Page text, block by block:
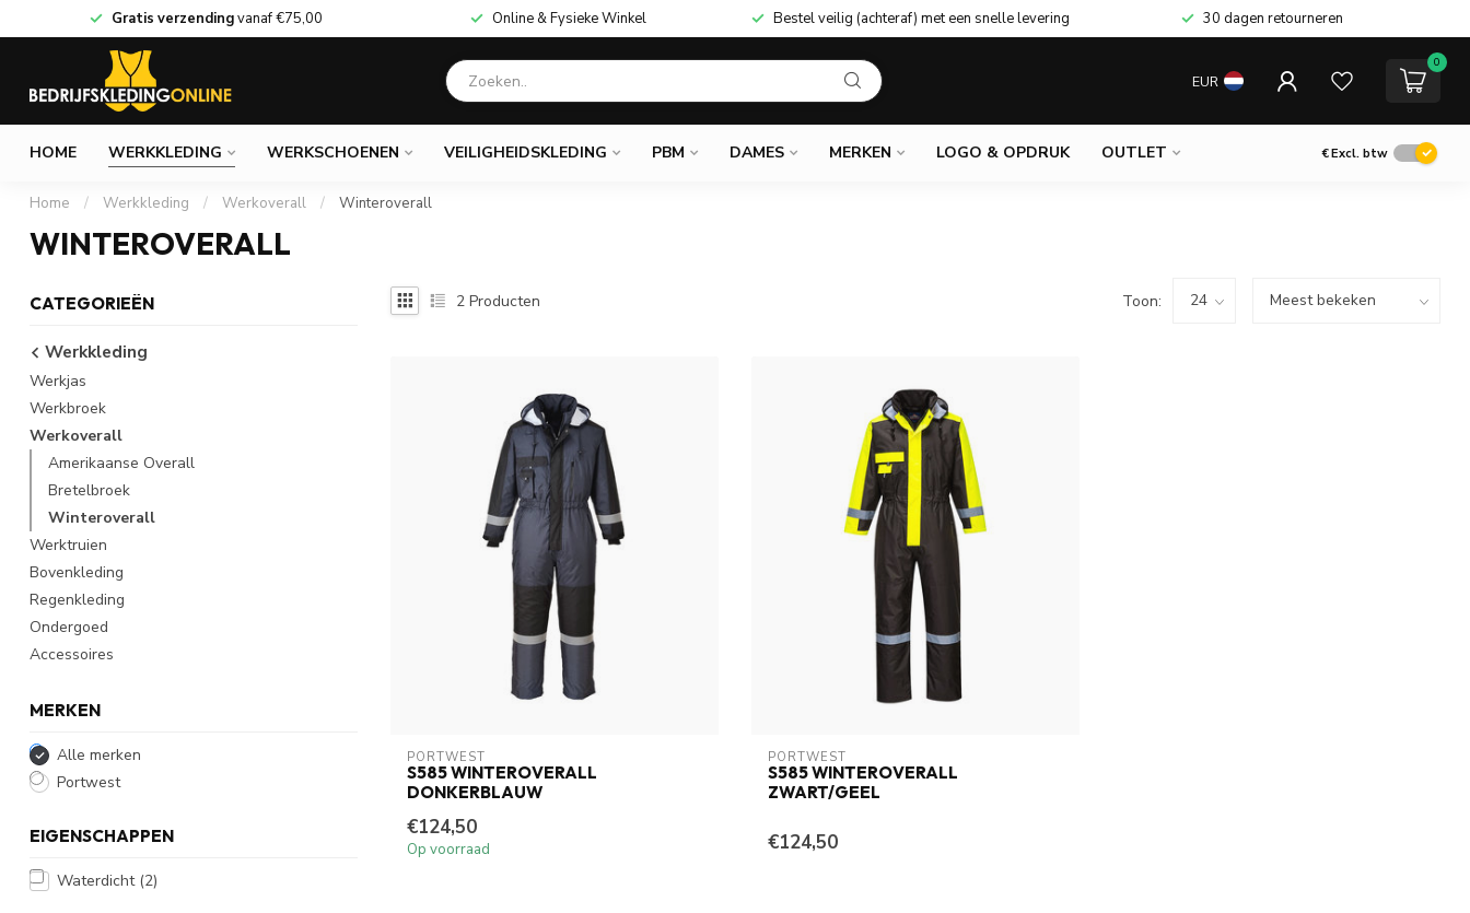
Gratis verzendingvanaf€75,00 Online & Fysieke Winkel Bestel veilig (achteraf) met een snelle levering 30 dagen retourneren
EUR
0
HOME WERKKLEDING WERKSCHOENEN VEILIGHEIDSKLEDING PBM DAMES MERKEN LOGO & OPDRUK OUTLET €Excl. btw
Home / Werkkleding / Werkoverall / Winteroverall
WINTEROVERALL
CATEGORIEËN
Werkkleding
Werkjas
Werkbroek
Werkoverall
Amerikaanse Overall
Bretelbroek
Winteroverall
Werktruien
Bovenkleding
Regenkleding
Ondergoed
Accessoires
MERKEN
Alle merken
Portwest
EIGENSCHAPPEN
Waterdicht (2)
2 Producten Toon:
PORTWEST
S585 WINTEROVERALL
DONKERBLAUW
€124,50
Op voorraad
PORTWEST
S585 WINTEROVERALL
ZWART/GEEL
€124,50